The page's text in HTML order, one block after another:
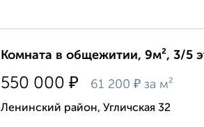
Комната в общежитии, 9м², 3/5
550 000 ₽ 61 200 ₽ за м²
Ленинский район, Угличская 32